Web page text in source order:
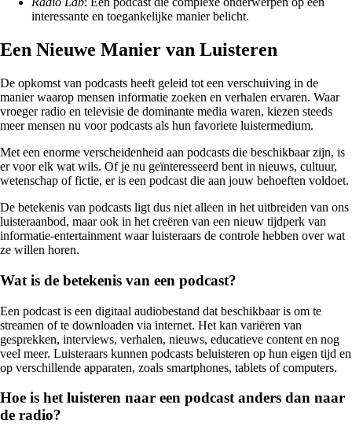
interessante en toegankelijke manier belicht.
Een Nieuwe Manier van Luisteren
De opkomst van podcasts heeft geleid tot een verschuiving in de
manier waarop mensen informatie zoeken en verhalen ervaren. Waar
vroeger radio en televisie de dominante media waren, kiezen steeds
meer mensen nu voor podcasts als hun favoriete luistermedium.
Met een enorme verscheidenheid aan podcasts die beschikbaar zijn, is
er voor elk wat wils. Of je nu geïnteresseerd bent in nieuws, cultuur,
wetenschap of fictie, er is een podcast die aan jouw behoeften voldoet.
De betekenis van podcasts ligt dus niet alleen in het uitbreiden van ons
luisteraanbod, maar ook in het creëren van een nieuw tijdperk van
informatie-entertainment waar luisteraars de controle hebben over wat
ze willen horen.
Wat is de betekenis van een podcast?
Een podcast is een digitaal audiobestand dat beschikbaar is om te
streamen of te downloaden via internet. Het kan variëren van
gesprekken, interviews, verhalen, nieuws, educatieve content en nog
veel meer. Luisteraars kunnen podcasts beluisteren op hun eigen tijd en
op verschillende apparaten, zoals smartphones, tablets of computers.
Hoe is het luisteren naar een podcast anders dan naar
de radio?